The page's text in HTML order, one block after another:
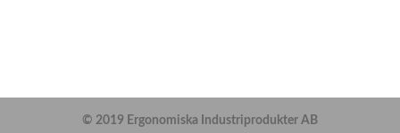
© 2019 Ergonomiska Industriprodukter AB